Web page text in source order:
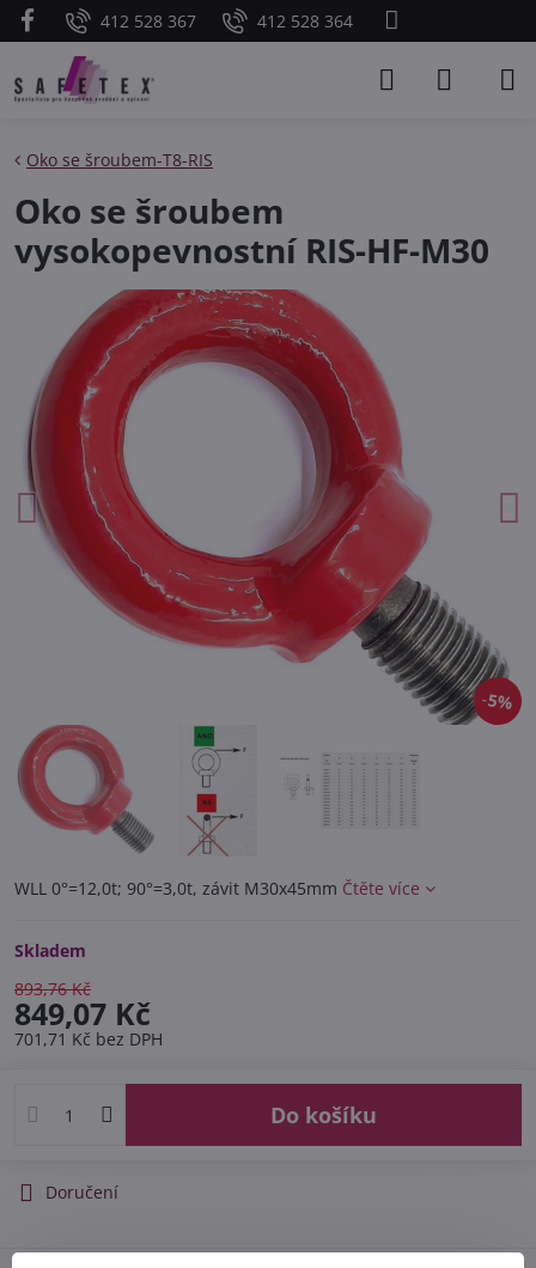
412 528 367 412 528 364
5%
Oko se šroubem-T8-RIS
Oko se šroubem
vysokopevnostní RIS-HF-M30
WLL 0°=12,0t; 90°=3,0t, závit M30x45mm Čtěte více
Skladem
893,76 Kč
849,07 Kč
701,71 Kč bez DPH
Do košíku
Doručení